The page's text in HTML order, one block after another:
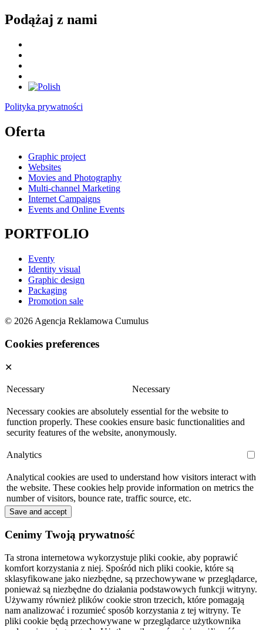
Podążaj z nami
Polityka prywatności
Oferta
Graphic project
Websites
Movies and Photography
Multi-channel Marketing
Internet Campaigns
Events and Online Events
PORTFOLIO
Eventy
Identity visual
Graphic design
Packaging
Promotion sale
© 2026 Agencja Reklamowa Cumulus
Cookies preferences
✕
Necessary Necessary
Necessary cookies are absolutely essential for the website to
function properly. These cookies ensure basic functionalities and
security features of the website, anonymously.
Analytics
Analytical cookies are used to understand how visitors interact with
the website. These cookies help provide information on metrics the
number of visitors, bounce rate, traffic source, etc.
Save and accept
Cenimy Twoją prywatność
Ta strona internetowa wykorzystuje pliki cookie, aby poprawić
komfort korzystania z niej. Spośród nich pliki cookie, które są
sklasyfikowane jako niezbędne, są przechowywane w przeglądarce,
ponieważ są niezbędne do działania podstawowych funkcji witryny.
Używamy również plików cookie stron trzecich, które pomagają
nam analizować i rozumieć sposób korzystania z tej witryny. Te
pliki cookie będą przechowywane w przeglądarce użytkownika